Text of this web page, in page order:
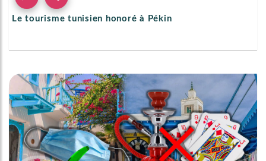
Le tourisme tunisien honoré à Pékin